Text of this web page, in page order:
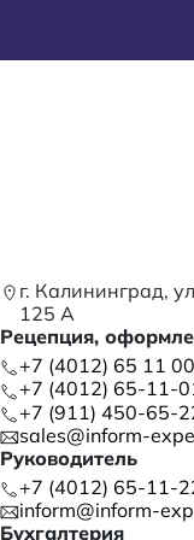
г. Калининград,
125 А
Рецепция,
+7 (4012) 65 11 00
+7 (4012) 65-11-
+7 (911) 450-65-
sales@inform-
Руководитель
+7 (4012) 65-11-
inform@inform-
Бухгалтерия